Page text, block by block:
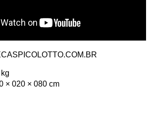
× 020 × 080 cm